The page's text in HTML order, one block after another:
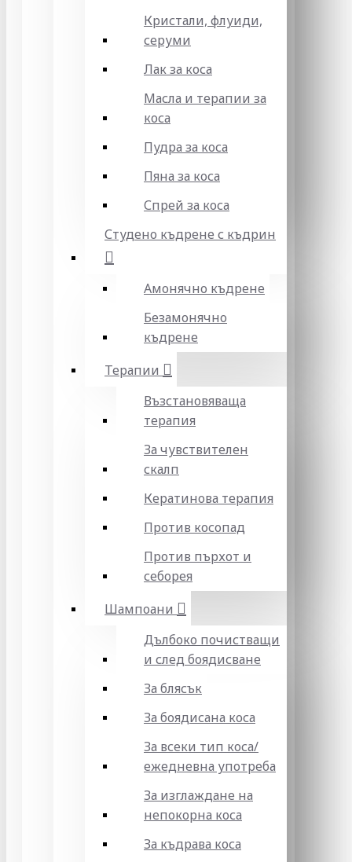
Кристали, флуиди,
серуми
Лак за коса
Масла и терапии за
коса
Пудра за коса
Пяна за коса
Спрей за коса
Студено къдрене с къдрин
Амонячно къдрене
Безамонячно
къдрене
Терапии
Възстановяваща
терапия
За чувствителен
скалп
Кератинова терапия
Против косопад
Против пърхот и
себорея
Шампоани
Дълбоко почистващи
и след боядисване
За блясък
За боядисана коса
За всеки тип коса/
ежедневна употреба
За изглаждане на
непокорна коса
За къдрава коса